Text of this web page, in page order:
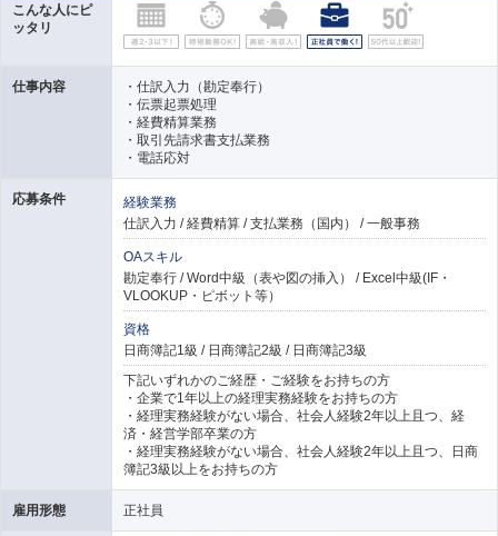
こんな人にピ
ッタリ
仕事内容
・仕訳入力（勘定奉行）
・伝票起票処理
・経費精算業務
・取引先請求書支払業務
・電話応対
応募条件
経験業務
仕訳入力 / 経費精算 / 支払業務（国内） / 一般事務
OAスキル
勘定奉行 / Word中級（表や図の挿入） / Excel中級(IF・
VLOOKUP・ピボット等）
資格
日商簿記1級 / 日商簿記2級 / 日商簿記3級
下記いずれかのご経歴・ご経験をお持ちの方
・企業で1年以上の経理実務経験をお持ちの方
・経理実務経験がない場合、社会人経験2年以上且つ、経
済・経営学部卒業の方
・経理実務経験がない場合、社会人経験2年以上且つ、日商
簿記3級以上をお持ちの方
雇用形態 正社員